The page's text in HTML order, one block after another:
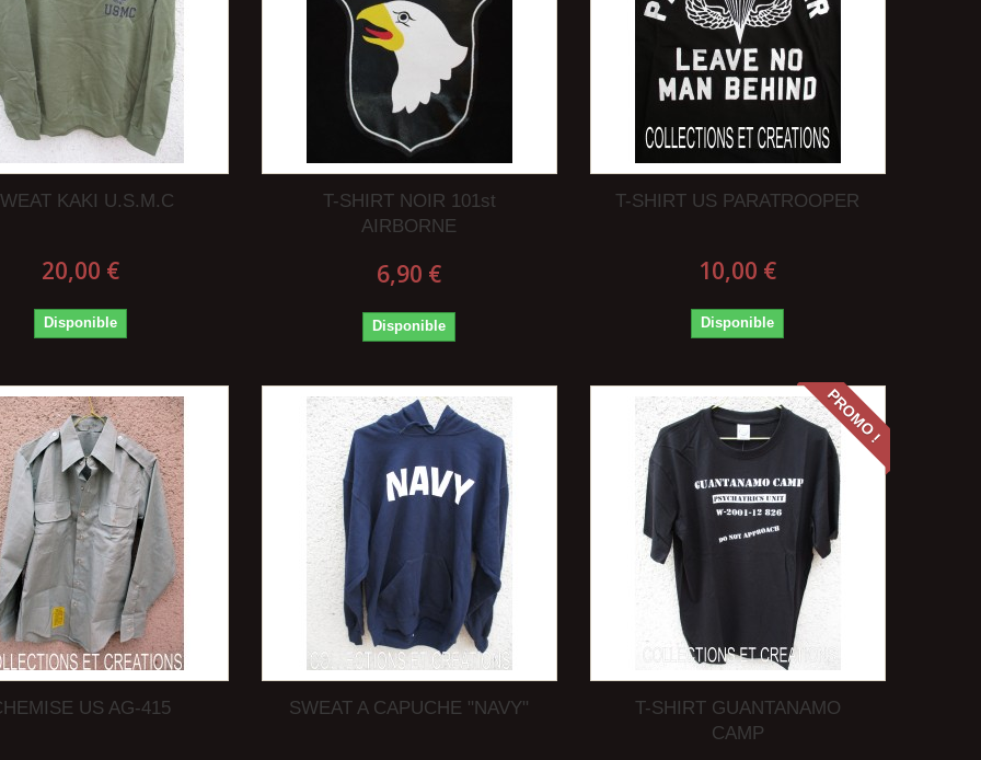
KAKI U.S.M.C
20,00 €
Disponible
T-SHIRT NOIR 101st
AIRBORNE
6,90 €
Disponible
T-SHIRT US PARATROOPER
10,00 €
Disponible
US AG-415 SWEAT A CAPUCHE "NAVY"
PROMO !
T-SHIRT GUANTANAMO
CAMP